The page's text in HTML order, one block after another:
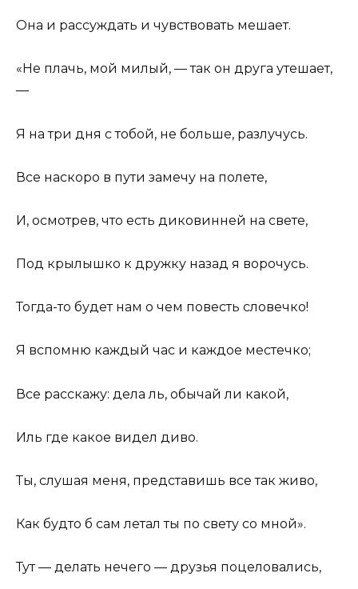
Она и рассуждать и чувствовать мешает.
«Не плачь, мой милый, — так он друга утешает,
—
Я на три дня с тобой, не больше, разлучусь.
Все наскоро в пути замечу на полете,
И, осмотрев, что есть диковинней на свете,
Под крылышко к дружку назад я ворочусь.
Тогда-то будет нам о чем повесть словечко!
Я вспомню каждый час и каждое местечко;
Все расскажу: дела ль, обычай ли какой,
Иль где какое видел диво.
Ты, слушая меня, представишь все так живо,
Как будто б сам летал ты по свету со мной».
Тут — делать нечего — друзья поцеловались,